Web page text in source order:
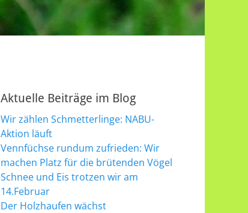
Aktuelle Beiträge im Blog
Wir zählen Schmetterlinge: NABU-
Aktion läuft
Vennfüchse rundum zufrieden: Wir
machen Platz für die brütenden Vögel
Schnee und Eis trotzen wir am
14.Februar
Der Holzhaufen wächst